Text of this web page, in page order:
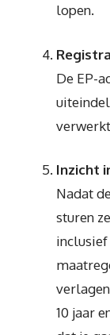
lopen.
De EP-
Inzicht
Nadat
sturen
10 jaar